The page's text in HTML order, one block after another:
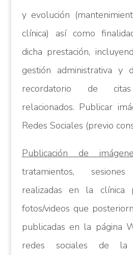
y evolución
clínica) así como
dicha prestación,
gestión administrativa y
recordatorio de
relacionados. Publicar
Redes Sociales (previo
Publicación de
tratamientos,
realizadas en la clínica
fotos/videos que
publicadas en la página
redes sociales de la